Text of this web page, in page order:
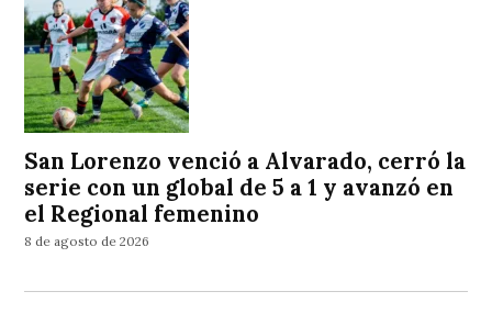
San Lorenzo venció a Alvarado, cerró la
serie con un global de 5 a 1 y avanzó en
el Regional femenino
8 de agosto de 2026